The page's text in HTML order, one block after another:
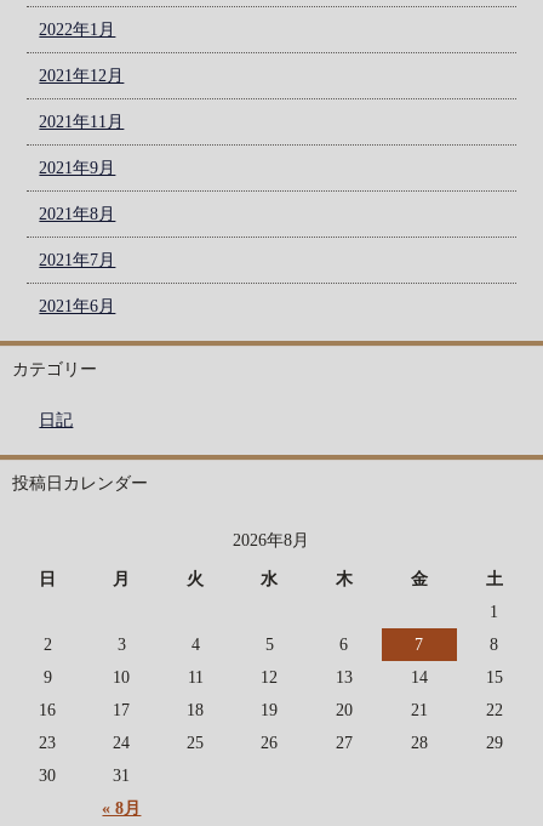
2022年1月
2021年12月
2021年11月
2021年9月
2021年8月
2021年7月
2021年6月
カテゴリー
日記
投稿日カレンダー
2026年8月
日 月 火 水 木 金 土
« 8月
1
2
3 4 5 6 7
8
9
10 11 12 13 14
15
16
17 18 19 20 21
22
23
24 25 26 27 28
29
30
31